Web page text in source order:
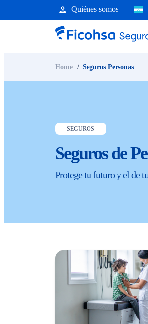
Quiénes somos
Home Seguros Personas
SEGUROS
Seguros de
Protege tu futuro y el de